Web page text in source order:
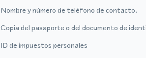
Nombre y número de teléfono de contacto.
Copia del pasaporte o del documento de
ID de impuestos personales